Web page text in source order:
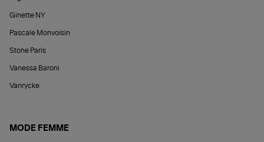
Ginette NY
Pascale Monvoisin
Stone Paris
Vanessa Baroni
Vanrycke
MODE FEMME